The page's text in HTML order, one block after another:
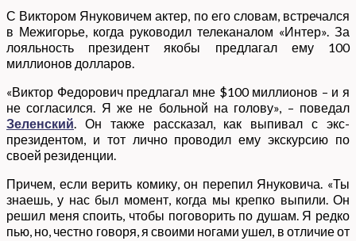
С Виктором Януковичем актер, по его словам, встречался
в Межигорье, когда руководил телеканалом «Интер». За
лояльность президент якобы предлагал ему 100
миллионов долларов.
«Виктор Федорович предлагал мне $100 миллионов – и я
не согласился. Я же не больной на голову», – поведал
Зеленский . Он также рассказал, как выпивал с экс-
президентом, и тот лично проводил ему экскурсию по
своей резиденции.
Причем, если верить комику, он перепил Януковича. «Ты
знаешь, у нас был момент, когда мы крепко выпили. Он
решил меня споить, чтобы поговорить по душам. Я редко
пью, но, честно говоря, я своими ногами ушел, в отличие от